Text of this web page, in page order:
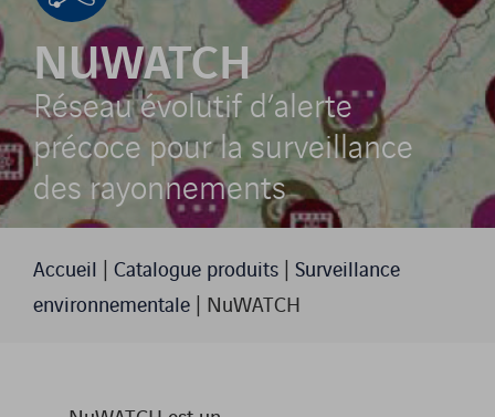
NUWATCH
Réseau évolutif d’alerte
précoce pour la surveillance
des rayonnements
Accueil | Catalogue produits | Surveillance
environnementale | NuWATCH